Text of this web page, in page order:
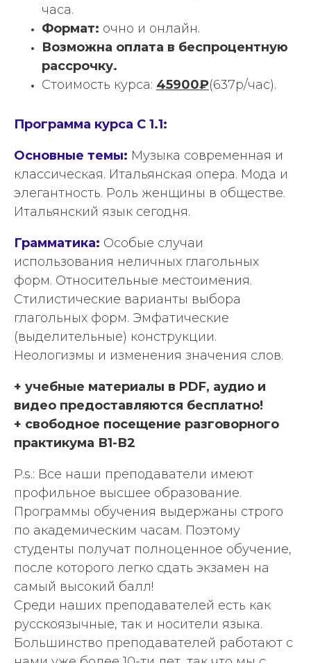
часа.
Формат: очно и онлайн.
Возможна оплата в беспроцентную
рассрочку.
Стоимость курса: 45900₽(637р/час).
Программа курса С 1.1:
Основные темы: Музыка современная и
классическая. Итальянская опера. Мода и
элегантность. Роль женщины в обществе.
Итальянский язык сегодня.
Грамматика: Особые случаи
использования неличных глагольных
форм. Относительные местоимения.
Стилистические варианты выбора
глагольных форм. Эмфатические
(выделительные) конструкции.
Неологизмы и изменения значения слов.
+ учебные материалы в PDF, аудио и
видео предоставляются бесплатно!
+ свободное посещение разговорного
практикума В1-В2
P.s.: Все наши преподаватели имеют
профильное высшее образование.
Программы обучения выдержаны строго
по академическим часам. Поэтому
студенты получат полноценное обучение,
после которого легко сдать экзамен на
самый высокий балл!
Среди наших преподавателей есть как
русскоязычные, так и носители языка.
Большинство преподавателей работают с